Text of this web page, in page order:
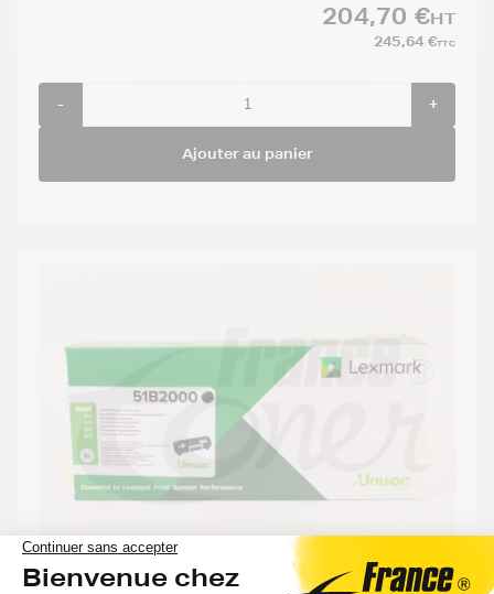
204,70 €HT
245,64 €TTC
- +
Ajouter au panier
Toner LEXMARK 51B2000 - NOIR - Format
Standard